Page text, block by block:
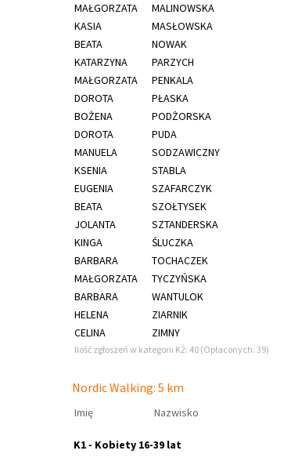
MAŁGORZATA
MALINOWSKA
KASIA
MASŁOWSKA
BEATA
NOWAK
KATARZYNA
PARZYCH
MAŁGORZATA
PENKALA
DOROTA
PŁASKA
BOŻENA
PODŻORSKA
DOROTA
PUDA
MANUELA
SODZAWICZNY
KSENIA
STABLA
EUGENIA
SZAFARCZYK
BEATA
SZOŁTYSEK
JOLANTA
SZTANDERSKA
KINGA
ŚLUCZKA
BARBARA
TOCHACZEK
MAŁGORZATA
TYCZYŃSKA
BARBARA
WANTULOK
HELENA
ZIARNIK
CELINA
ZIMNY
Ilość zgłoszeń w kategorii K2: 40 (Opłaconych: 39)
Nordic Walking: 5 km
Imię Nazwisko
K1 - Kobiety 16-39 lat